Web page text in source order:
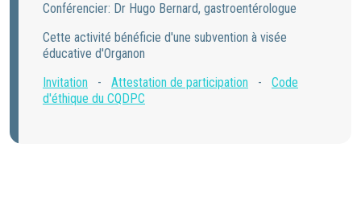
Conférencier: Dr Hugo Bernard, gastroentérologue
Cette activité bénéficie d'une subvention à visée
éducative d'Organon
Invitation - Attestation de participation - Code
d'éthique du CQDPC